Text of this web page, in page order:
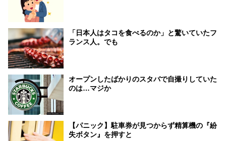
「日本人はタコを食べるのか」と驚いていたフ
ランス人。でも
オープンしたばかりのスタバで自撮りしていた
のは…マジか
【パニック】駐車券が見つからず精算機の『紛
失ボタン』を押すと